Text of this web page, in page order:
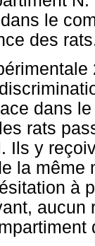
le
des
dans
rats
Ils y
la même
à
aucun